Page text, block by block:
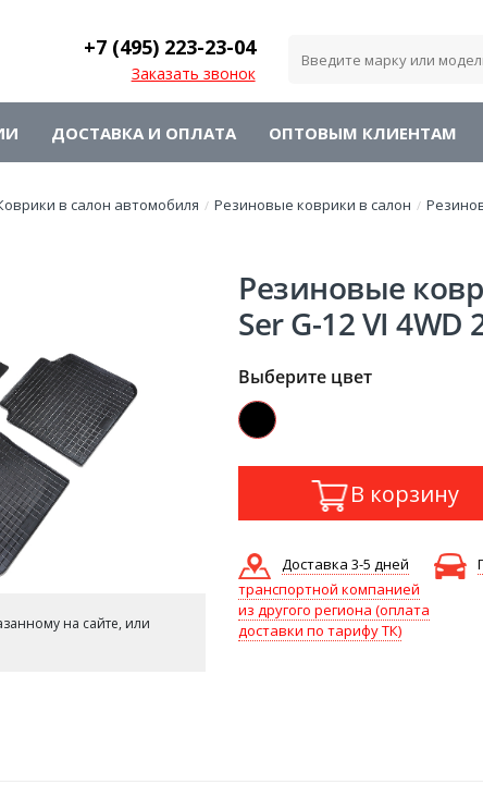
+7 (495)223-23-04
Заказать звонок
ДОСТАВКА И ОПЛАТА ОПТОВЫМ КЛИЕНТАМ
в салон автомобиля / Резиновые коврики в салон /
на сайте, или
Резиновые
Ser G-12 VI 4WD
Выберите цвет
В корзину
Доставка 3-5 дней
транспортной компанией
из другого региона (оплата
доставки по тарифу ТК)